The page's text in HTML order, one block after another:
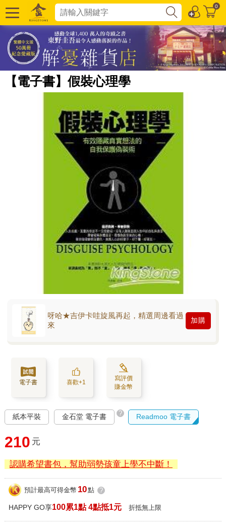
0
【電子書】假裝心理學
呀哈★吉伊卡哇旋風再起，精選周邊看過
來
加購
電子書 喜歡+1
寫評價
賺金幣
紙本平裝 金石堂 電子書 ? Readmoo 電子書
210 元
認購希望書包，幫助弱勢孩童上學不中斷！
預計最高可得金幣 10點 ?
HAPPY GO享100累1點 4點抵1元 折抵無上限